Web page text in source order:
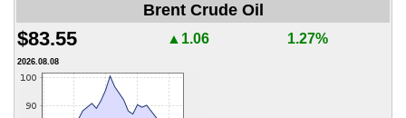
Brent Crude Oil
$83.55 ▲1.06 1.27%
2026.08.08